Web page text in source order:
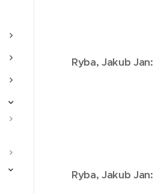
Ryba, Jakub Jan:
Ryba, Jakub Jan: